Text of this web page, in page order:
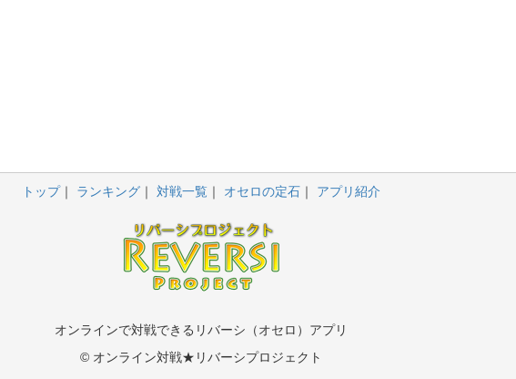
トップ ランキング 対戦一覧 オセロの定石 アプリ紹介
オンラインで対戦できるリバーシ（オセロ）アプリ
© オンライン対戦★リバーシプロジェクト